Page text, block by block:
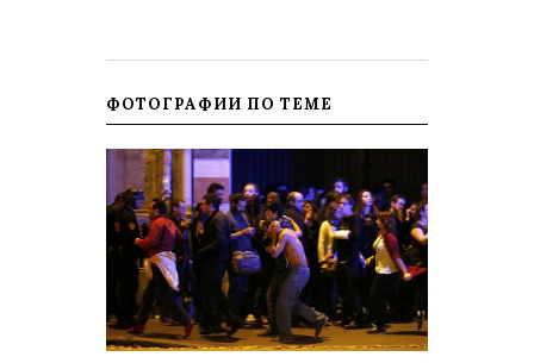
ФОТОГРАФИИ ПО ТЕМЕ